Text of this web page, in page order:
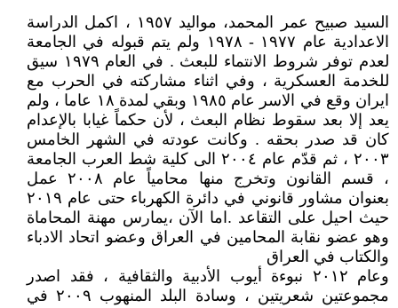
السيد صبيح عمر المحمد، مواليد ١٩٥٧ ، اكمل الدراسة
الاعدادية عام ١٩٧٧ - ١٩٧٨ ولم يتم قبوله في الجامعة
لعدم توفر شروط الانتماء للبعث . في العام ١٩٧٩ سيق
للخدمة العسكرية ، وفي اثناء مشاركته في الحرب مع
ايران وقع في الاسر عام ١٩٨٥ وبقي لمدة ١٨ عاما ، ولم
يعد إلا بعد سقوط نظام البعث ، لأن حكماً غيابا بالإعدام
كان قد صدر بحقه . وكانت عودته في الشهر الخامس
٢٠٠٣ ، ثم قدّم عام ٢٠٠٤ الى كلية شط العرب الجامعة
، قسم القانون وتخرج منها محامياً عام ٢٠٠٨ عمل
بعنوان مشاور قانوني في دائرة الكهرباء حتى عام ٢٠١٩
حيث احيل على التقاعد .اما الآن ،يمارس مهنة المحاماة
وهو عضو نقابة المحامين في العراق وعضو اتحاد الادباء
والكتاب في العراق
وعام ٢٠١٢ نبوءة أيوب الأدبية والثقافية ، فقد اصدر
مجموعتين شعريتين ، وسادة البلد المنهوب ٢٠٠٩ في